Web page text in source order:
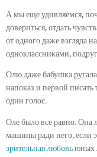
А мы еще удивляемся,
довериться, отдать
от одного даже взгляда
одноклассниками,
Олю даже бабушка
напоказ и первой писать
один голос.
Оле было все равно. Она
машины ради него, если
зрительная любовьюных